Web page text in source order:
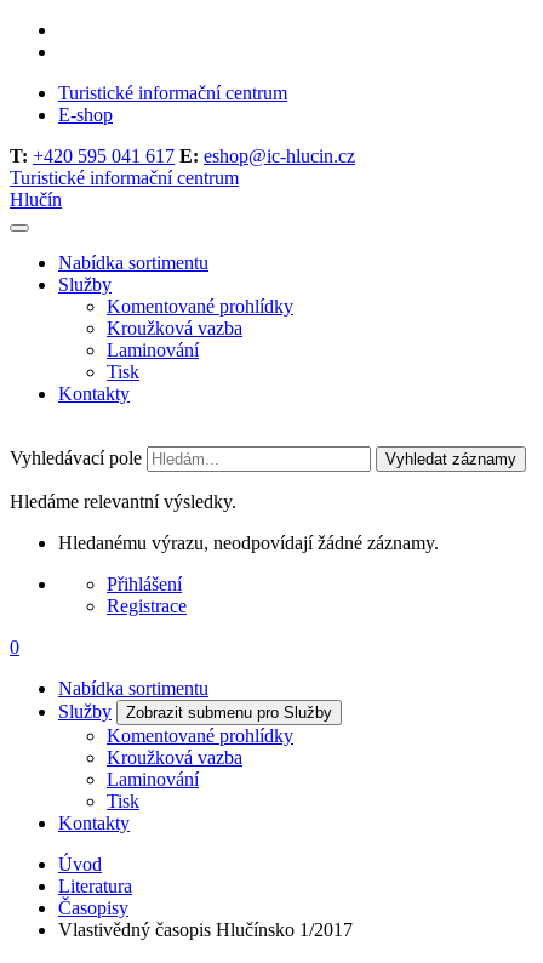
Turistické informační centrum
E-shop
T: +420 595 041 617 E: eshop@ic-hlucin.cz
Turistické informační centrum
Hlučín
Nabídka sortimentu
Služby
Komentované prohlídky
Kroužková vazba
Laminování
Tisk
Kontakty
Vyhledávací pole Vyhledat záznamy
Hledáme relevantní výsledky.
Hledanému výrazu, neodpovídají žádné záznamy.
Přihlášení
Registrace
0
Nabídka sortimentu
Služby
Zobrazit submenu pro Služby
Komentované prohlídky
Kroužková vazba
Laminování
Tisk
Kontakty
Úvod
Literatura
Časopisy
Vlastivědný časopis Hlučínsko 1/2017